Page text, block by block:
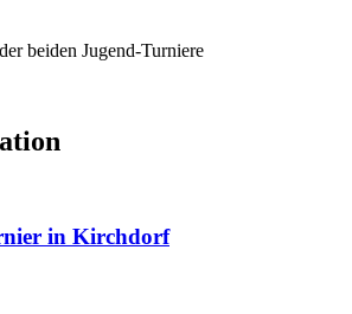
beiden Jugend-Turniere
in Kirchdorf